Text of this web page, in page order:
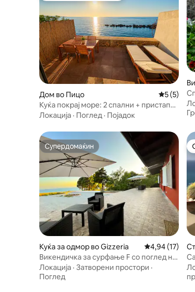
Дом во Пицо Просечна
5 (5)
Куќа покрај море: 2 спални + пристап
до плажата
Локација · Поглед · Појадок
Супердомаќин
Супердомаќин
Куќа за одмор во Gizzeria Просечна
4,94 (17)
Викендичка за сурфање F со поглед на
море
Локација · Затворени простори ·
Поглед